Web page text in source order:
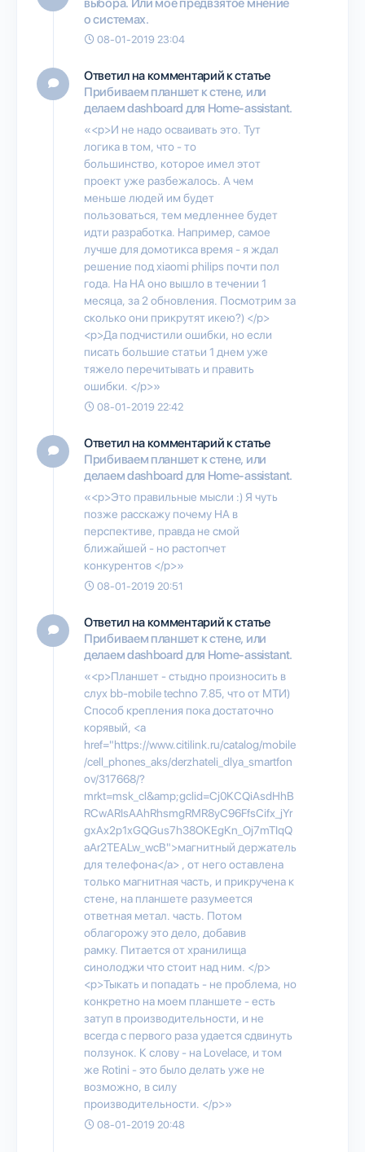
о системах.
08-01-2019 23:04
Ответил на комментарий к статье
Прибиваем планшет к стене, или
делаем dashboard для Home-assistant.
«<p>И не надо осваивать это. Тут
логика в том, что - то
большинство, которое имел этот
проект уже разбежалось. А чем
меньше людей им будет
пользоваться, тем медленнее будет
идти разработка. Например, самое
лучше для домотикса время - я ждал
решение под xiaomi philips почти пол
года. На НА оно вышло в течении 1
месяца, за 2 обновления. Посмотрим за
сколько они прикрутят икею?) </p>
<p>Да подчистили ошибки, но если
писать большие статьи 1 днем уже
тяжело перечитывать и править
ошибки. </p>»
08-01-2019 22:42
Ответил на комментарий к статье
Прибиваем планшет к стене, или
делаем dashboard для Home-assistant.
«<p>Это правильные мысли :) Я чуть
позже расскажу почему HA в
перспективе, правда не смой
ближайшей - но растопчет
конкурентов </p>»
08-01-2019 20:51
Ответил на комментарий к статье
Прибиваем планшет к стене, или
делаем dashboard для Home-assistant.
«<p>Планшет - стыдно произносить в
слух bb-mobile techno 7.85, что от МТИ)
Способ крепления пока достаточно
корявый, <a
href="https://www.citilink.ru/catalog/mobile
/cell_phones_aks/derzhateli_dlya_smartfon
ov/317668/?
mrkt=msk_cl&amp;gclid=Cj0KCQiAsdHhB
RCwARIsAAhRhsmgRMR8yC96FfsCifx_jYr
gxAx2p1xGQGus7h38OKEgKn_Oj7mTIqQ
aAr2TEALw_wcB">магнитный держатель
для телефона</a> , от него оставлена
только магнитная часть, и прикручена к
стене, на планшете разумеется
ответная метал. часть. Потом
облагорожу это дело, добавив
рамку. Питается от хранилища
синолоджи что стоит над ним. </p>
<p>Тыкать и попадать - не проблема, но
конкретно на моем планшете - есть
затуп в производительности, и не
всегда с первого раза удается сдвинуть
ползунок. К слову - на Lovelace, и том
же Rotini - это было делать уже не
возможно, в силу
производительности. </p>»
08-01-2019 20:48